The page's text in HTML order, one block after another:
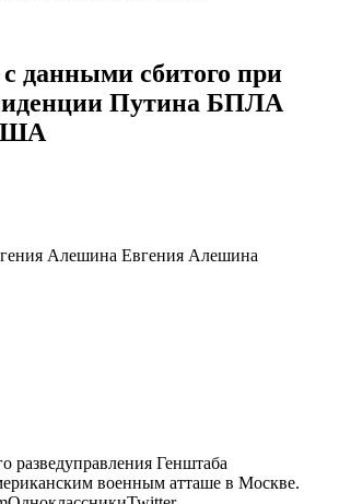
данными сбитого при
Путина БПЛА
Алешина Евгения Алешина
разведуправления Генштаба
военным атташе в Москве.